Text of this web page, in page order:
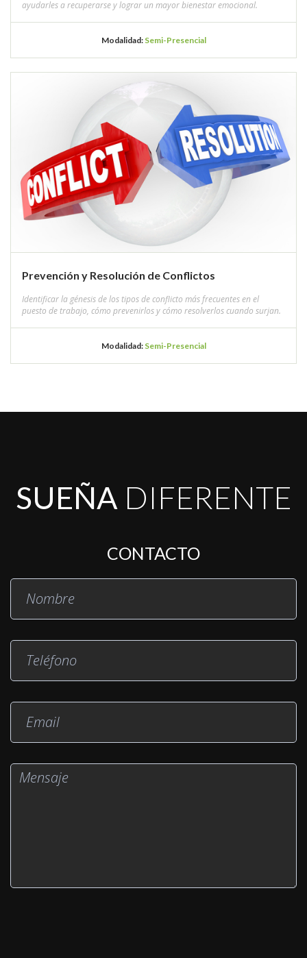
ayudarles a recuperarse y lograr un mayor bienestar emocional.
Modalidad: Semi-Presencial
Prevención y Resolución de Conflictos
Identificar la génesis de los tipos de conflicto más frecuentes en el
puesto de trabajo, cómo prevenirlos y cómo resolverlos cuando surjan.
Modalidad: Semi-Presencial
SUEÑA DIFERENTE
CONTACTO